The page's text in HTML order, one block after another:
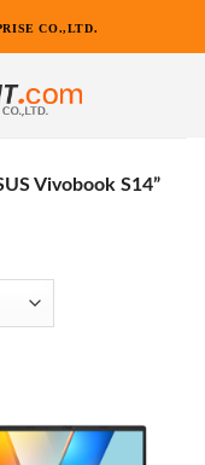
CO.,LTD.
Vivobook S14”